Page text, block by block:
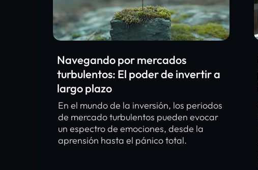
Navegando por mercados
turbulentos: El poder de invertir a
largo plazo
En el mundo de la inversión, los periodos
de mercado turbulentos pueden evocar
un espectro de emociones, desde la
aprensión hasta el pánico total.